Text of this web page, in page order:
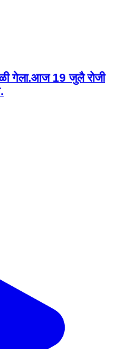
गेला.आज 19 जुलै रोजी